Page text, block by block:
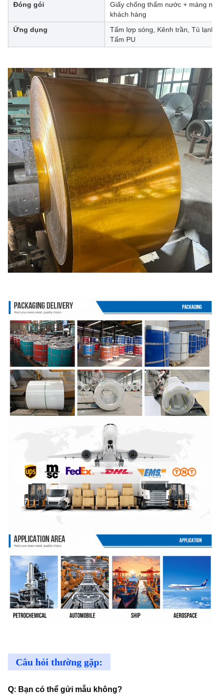
Đóng gói
Giấy chống thấm nước + màng
khách hàng
Ứng dụng
Tấm lợp sóng, Kênh trần, Tủ lạnh
Tấm PU
Câu hỏi thường gặp:
Q: Bạn có thể gửi mẫu không?